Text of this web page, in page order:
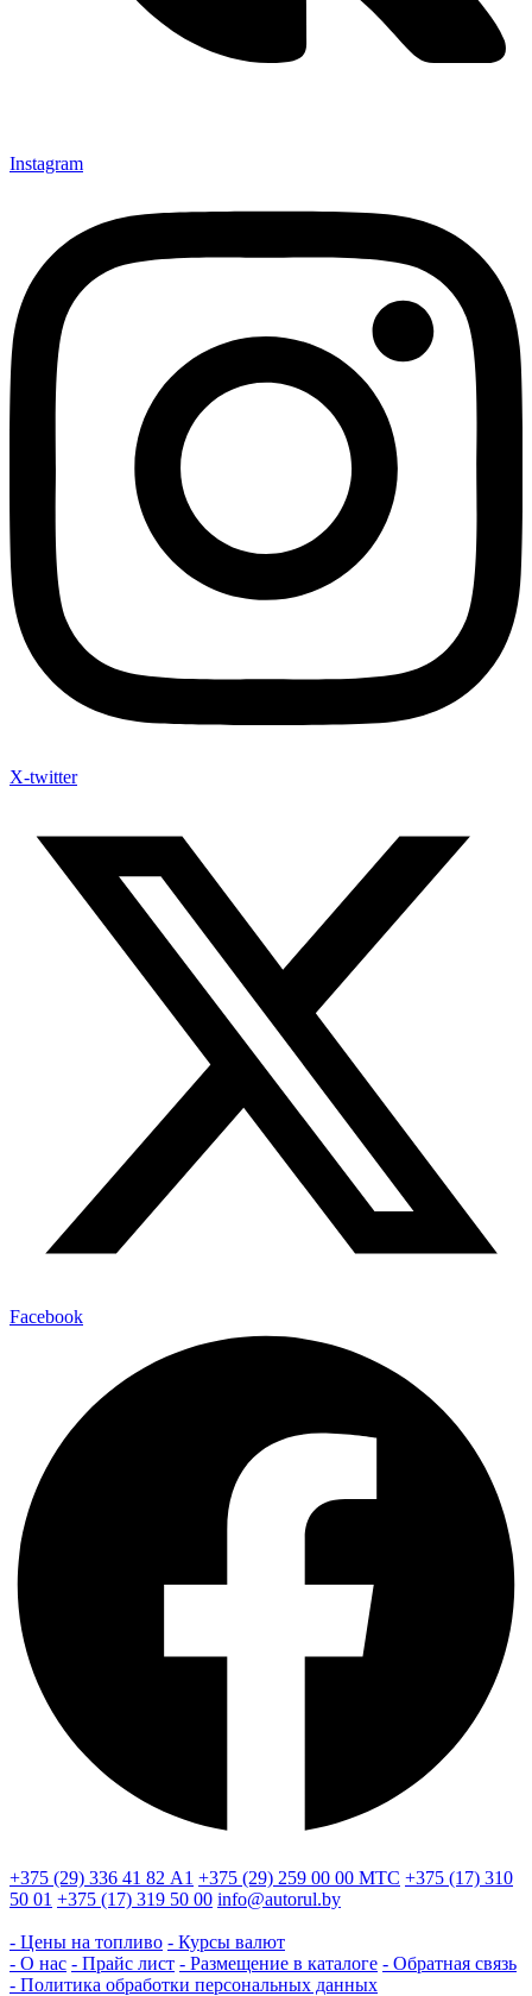
Instagram
X-twitter
Facebook
+375 (29) 336 41 82 А1 +375 (29) 259 00 00 МТС +375 (17) 310
50 01 +375 (17) 319 50 00 info@autorul.by
- Цены на топливо - Курсы валют
- О нас - Прайс лист - Размещение в каталоге - Обратная связь
- Политика обработки персональных данных